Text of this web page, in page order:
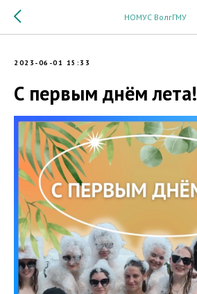
НОМУС ВолгГМУ
2023-06-01 15:33
С первым днём лета!